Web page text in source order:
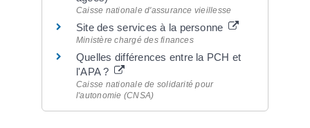
Caisse nationale d'assurance vieillesse
Site des services à la personne
Ministère chargé des finances
Quelles différences entre la PCH et
l'APA ?
Caisse nationale de solidarité pour
l'autonomie (CNSA)